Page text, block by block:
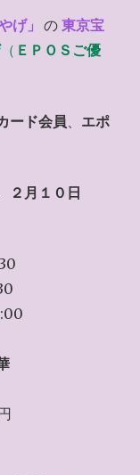
げ」 の 東京宝
（ ＥＰＯＳご優
ード会員、 エポ
２月１０日